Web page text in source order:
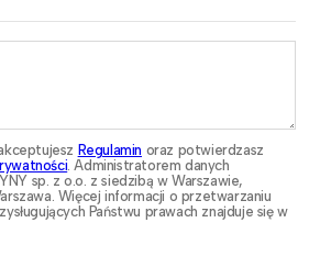
Regulamin oraz potwierdzasz
. Administratorem danych
sp. z o.o. z siedzibą w Warszawie,
Więcej informacji o przetwarzaniu
Państwu prawach znajduje się w